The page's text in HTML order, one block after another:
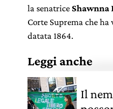
la senatrice Shawnna
Corte Suprema che
datata 1864.
Leggi anche
Il